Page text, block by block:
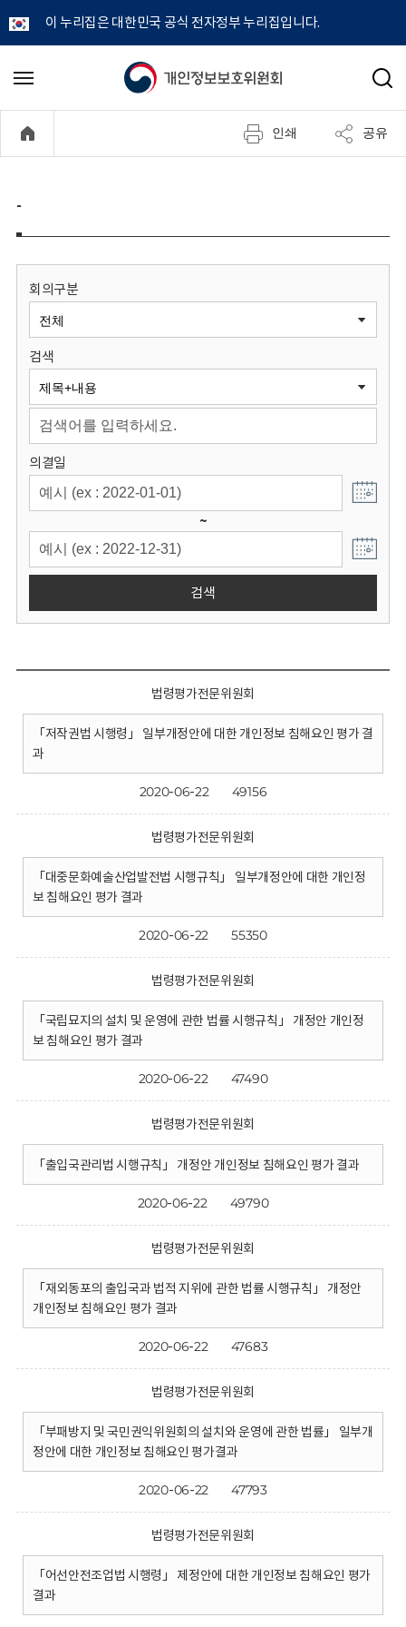
이 누리집은 대한민국 공식 전자정부 누리집입니다.
개
정
보
원
회
메
기
검
인쇄 공유
-
회의구분
검색
의결일
~
검색
법령평가전문위원회
「저작권법 시행령」 일부개정안에 대한 개인정보 침해요인 평가 결
과
2020-06-22 49156
법령평가전문위원회
「대중문화예술산업발전법 시행규칙」 일부개정안에 대한 개인정
보 침해요인 평가 결과
2020-06-22 55350
법령평가전문위원회
「국립묘지의 설치 및 운영에 관한 법률 시행규칙」 개정안 개인정
보 침해요인 평가 결과
2020-06-22 47490
법령평가전문위원회
「출입국관리법 시행규칙」 개정안 개인정보 침해요인 평가 결과
2020-06-22 49790
법령평가전문위원회
「재외동포의 출입국과 법적 지위에 관한 법률 시행규칙」 개정안
개인정보 침해요인 평가 결과
2020-06-22 47683
법령평가전문위원회
「부패방지 및 국민권익위원회의 설치와 운영에 관한 법률」 일부개
정안에 대한 개인정보 침해요인 평가결과
2020-06-22 47793
법령평가전문위원회
「어선안전조업법 시행령」 제정안에 대한 개인정보 침해요인 평가
결과